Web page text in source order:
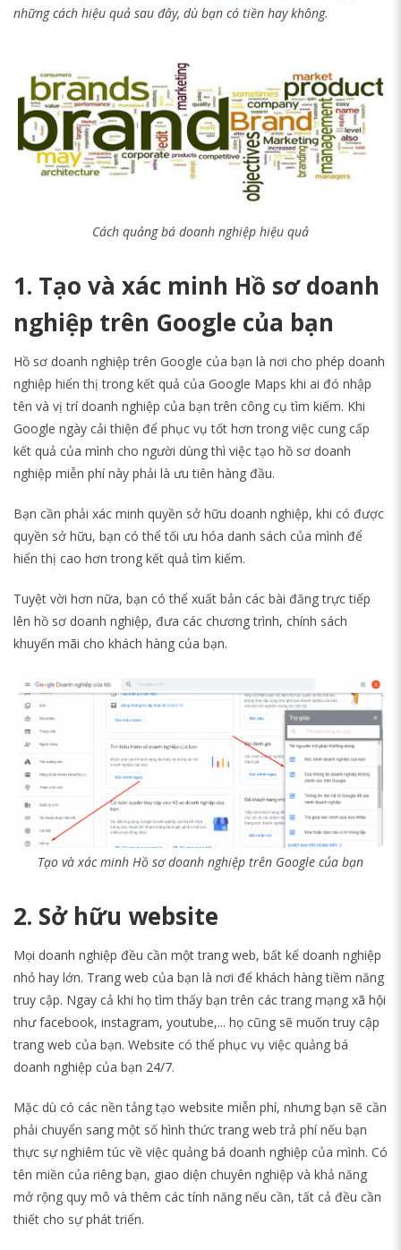
những cách hiệu quả sau đây, dù bạn có tiền hay không.
Cách quảng bá doanh nghiệp hiệu quả
1. Tạo và xác minh Hồ sơ doanh
nghiệp trên Google của bạn
Hồ sơ doanh nghiệp trên Google của bạn là nơi cho phép doanh
nghiệp hiển thị trong kết quả của Google Maps khi ai đó nhập
tên và vị trí doanh nghiệp của bạn trên công cụ tìm kiếm. Khi
Google ngày cải thiện để phục vụ tốt hơn trong việc cung cấp
kết quả của mình cho người dùng thì việc tạo hồ sơ doanh
nghiệp miễn phí này phải là ưu tiên hàng đầu.
Bạn cần phải xác minh quyền sở hữu doanh nghiệp, khi có được
quyền sở hữu, bạn có thể tối ưu hóa danh sách của mình để
hiển thị cao hơn trong kết quả tìm kiếm.
Tuyệt vời hơn nữa, bạn có thể xuất bản các bài đăng trực tiếp
lên hồ sơ doanh nghiệp, đưa các chương trình, chính sách
khuyến mãi cho khách hàng của bạn.
Tạo và xác minh Hồ sơ doanh nghiệp trên Google của bạn
2. Sở hữu website
Mọi doanh nghiệp đều cần một trang web, bất kể doanh nghiệp
nhỏ hay lớn. Trang web của bạn là nơi để khách hàng tiềm năng
truy cập. Ngay cả khi họ tìm thấy bạn trên các trang mạng xã hội
như facebook, instagram, youtube,... họ cũng sẽ muốn truy cập
trang web của bạn. Website có thể phục vụ việc quảng bá
doanh nghiệp của bạn 24/7.
Mặc dù có các nền tảng tạo website miễn phí, nhưng bạn sẽ cần
phải chuyển sang một số hình thức trang web trả phí nếu bạn
thực sự nghiêm túc về việc quảng bá doanh nghiệp của mình. Có
tên miền của riêng bạn, giao diện chuyên nghiệp và khả năng
mở rộng quy mô và thêm các tính năng nếu cần, tất cả đều cần
thiết cho sự phát triển.